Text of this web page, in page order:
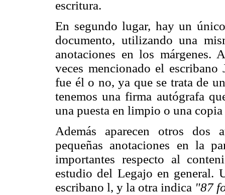
escritura.
En segundo lugar, hay un
documento, utilizando una
anotaciones en los márgenes.
veces mencionado el
fue él o no, ya que se trata de
tenemos una firma autógrafa
una puesta en limpio o una
Además aparecen otros dos
pequeñas anotaciones en la
importantes respecto al
estudio del Legajo en general.
escribano l, y la otra indica "87